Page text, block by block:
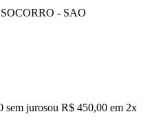
- SAO
sem jurosou R$ 450,00 em 2x